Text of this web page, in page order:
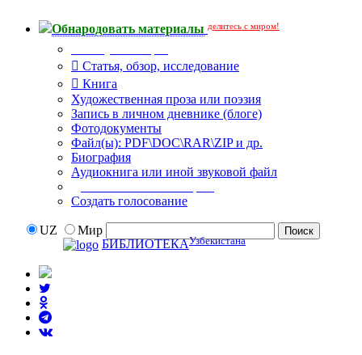
Обнародовать материалы делитесь с миром!
Статья, обзор, исследование
Книга
Художественная проза или поэзия
Запись в личном дневнике (блоге)
Фотодокументы
Файл(ы): PDF\DOC\RAR\ZIP и др.
Биография
Аудиокнига или иной звуковой файл
Создать голосование
UZ
Мир
БИБЛИОТЕКАУзбекистана